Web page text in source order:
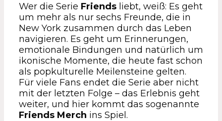
Wer die Serie Friends liebt, weiß: Es geht
um mehr als nur sechs Freunde, die in
New York zusammen durch das Leben
navigieren. Es geht um Erinnerungen,
emotionale Bindungen und natürlich um
ikonische Momente, die heute fast schon
als popkulturelle Meilensteine gelten.
Für viele Fans endet die Serie aber nicht
mit der letzten Folge – das Erlebnis geht
weiter, und hier kommt das sogenannte
Friends Merch ins Spiel.